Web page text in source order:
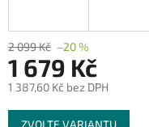
2 099 Kč –20 %
1 679 Kč
1 387,60 Kč bez DPH
Měrná